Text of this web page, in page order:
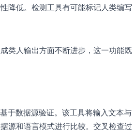
降低。检测工具有可能标记人类编写
类人输出方面不断进步，这一功能既
基于数据源验证。该工具将输入文本与
源和语言模式进行比较。交叉检查过